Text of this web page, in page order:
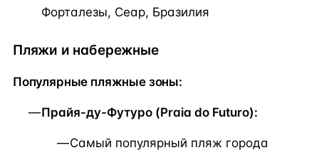
Форталезы, Сеар, Бразилия
Пляжи и набережные
Популярные пляжные зоны:
Прайя-ду-Футуро (Praia do Futuro):
Самый популярный пляж города